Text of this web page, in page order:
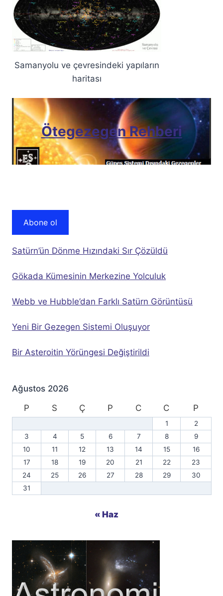
Samanyolu ve çevresindeki yapıların
haritası
Ötegezegen Rehberi
Abone ol
Satürn’ün Dönme Hızındaki Sır Çözüldü
Gökada Kümesinin Merkezine Yolculuk
Webb ve Hubble’dan Farklı Satürn Görüntüsü
Yeni Bir Gezegen Sistemi Oluşuyor
Bir Asteroitin Yörüngesi Değiştirildi
Ağustos 2026
P
S Ç P C C P
1
2
3
4 5 6 7 8
9
10
11 12 13 14 15
16
17
18 19 20 21 22
23
24
25 26 27 28 29
30
31
« Haz